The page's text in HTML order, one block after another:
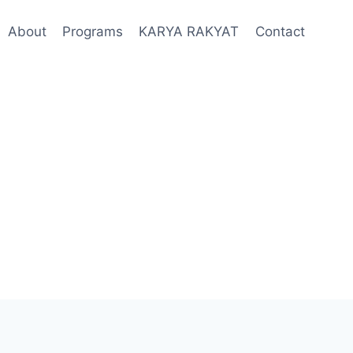
About Programs KARYA RAKYAT Contact